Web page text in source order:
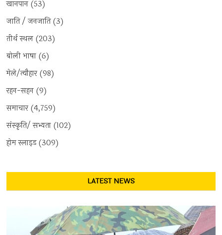
खानपान (53)
जाति / जनजाति(3)
तीर्थ स्थल (203)
बोली भाषा (6)
मेले/त्यौहार(98)
रहन-सहन (9)
समाचार(4,759)
संस्कृति/ सभ्यता (102)
होम स्लाइड(309)
LATEST NEWS